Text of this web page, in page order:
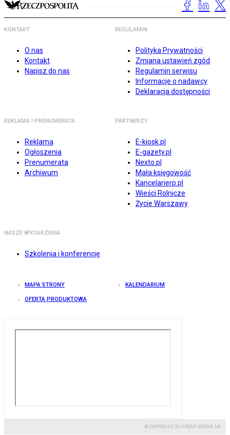
KONTAKT
O nas
Kontakt
Napisz do nas
REGULAMIN
Polityka Prywatności
Zmiana ustawień zgód
Regulamin serwisu
Informacje o nadawcy
Deklaracja dostępności
REKLAMA I PRENUMERATA
Reklama
Ogłoszenia
Prenumerata
Archiwum
PARTNERZY
E-kiosk.pl
E-gazety.pl
Nexto.pl
Mała księgowość
Kancelarierp.pl
Wieści Rolnicze
Życie Warszawy
NASZE WYDARZENIA
Szkolenia i konferencje
MAPA STRONY KALENDARIUM
OFERTA PRODUKTOWA
© COPYRIGHT BY GREMI MEDIA SA